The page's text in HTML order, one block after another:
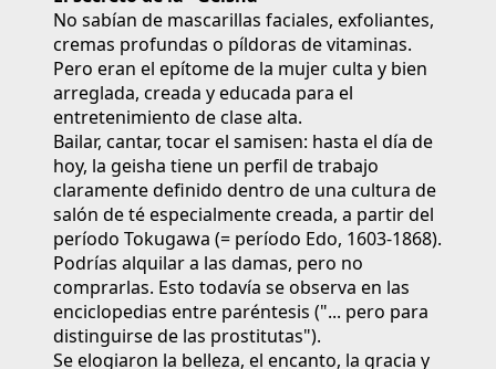
No sabían de mascarillas faciales, exfoliantes,
cremas profundas o píldoras de vitaminas.
Pero eran el epítome de la mujer culta y bien
arreglada, creada y educada para el
entretenimiento de clase alta.
Bailar, cantar, tocar el samisen: hasta el día de
hoy, la geisha tiene un perfil de trabajo
claramente definido dentro de una cultura de
salón de té especialmente creada, a partir del
período Tokugawa (= período Edo, 1603-1868).
Podrías alquilar a las damas, pero no
comprarlas. Esto todavía se observa en las
enciclopedias entre paréntesis ("... pero para
distinguirse de las prostitutas").
Se elogiaron la belleza, el encanto, la gracia y